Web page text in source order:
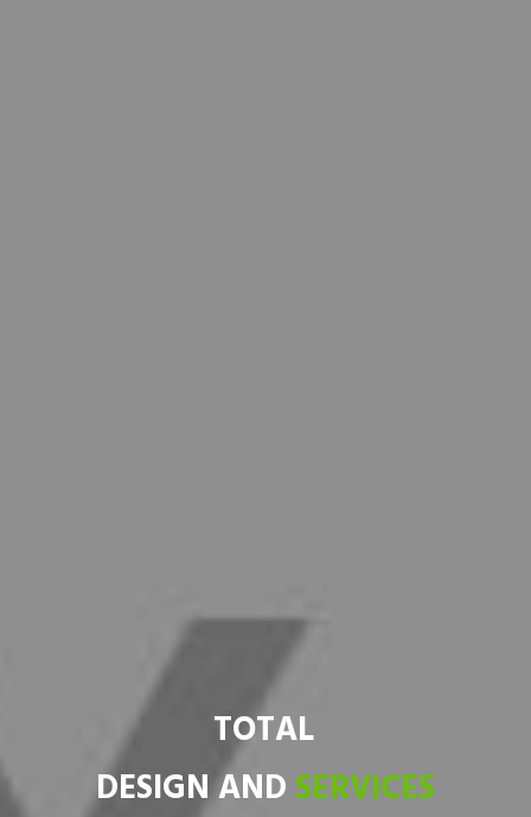
SERVICES